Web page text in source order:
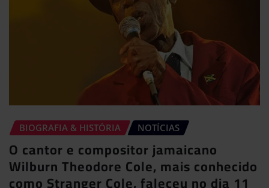
BIOGRAFIA & HISTÓRIA NOTÍCIAS
O cantor e compositor jamaicano
Wilburn Theodore Cole, mais conhecido